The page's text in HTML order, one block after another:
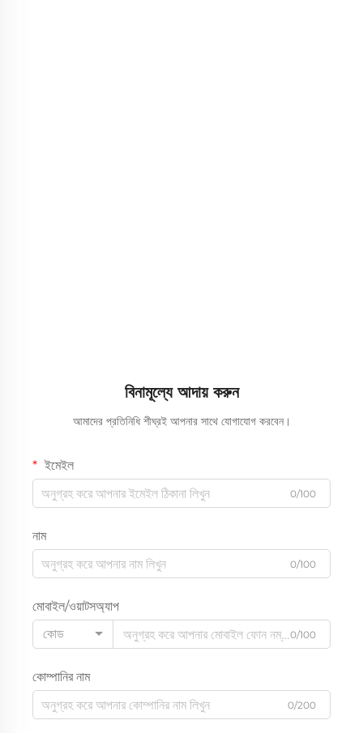
বিনামূল্যে আদায় করুন
আমাদের প্রতিনিধি শীঘ্রই আপনার সাথে যোগাযোগ করবেন।
ইমেইল
0/100
নাম
0/100
মোবাইল/ওয়াটসঅ্যাপ
কোড
0/100
কোম্পানির নাম
0/200